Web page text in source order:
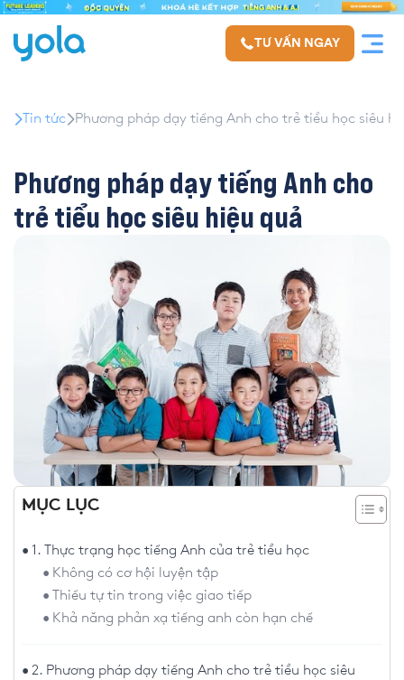
TƯ VẤN NGAY
Tin tức Phương pháp dạy tiếng Anh cho trẻ tiểu học siêu
Phương pháp dạy tiếng Anh cho
trẻ tiểu học siêu hiệu quả
MỤC LỤC
1. Thực trạng học tiếng Anh của trẻ tiểu học
Không có cơ hội luyện tập
Thiếu tự tin trong việc giao tiếp
Khả năng phản xạ tiếng anh còn hạn chế
2. Phương pháp dạy tiếng Anh cho trẻ tiểu học siêu